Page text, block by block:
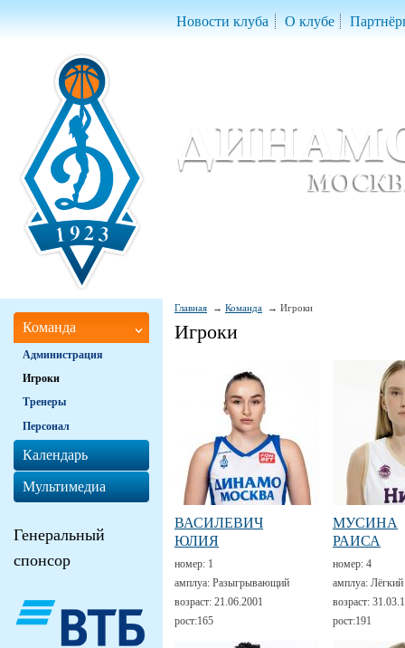
Новости клуба О клубе
Главная Команда Игроки
Игроки
ВАСИЛЕВИЧ
ЮЛИЯ
номер: 1
амплуа: Разыгрывающий
возраст: 21.06.2001
рост:165
МУСИНА
РАИСА
номер: 4
амплуа:
возраст:
рост:191
Команда
Администрация
Игроки
Тренеры
Персонал
Календарь
Мультимедиа
Генеральный
спонсор